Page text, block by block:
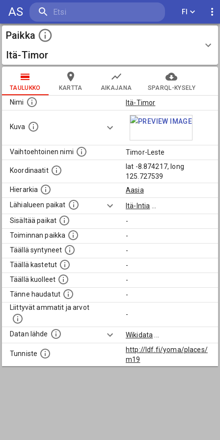
AS FI
Paikka
Itä-Timor
TAULUKKO KARTTA AIKAJANA SPARQL-KYSELY
Nimi Itä-Timor
Kuva
Vaihtoehtoinen nimi Timor-Leste
Koordinaatit
lat -8.874217, long
125.727539
Hierarkia
Aasia
Lähialueen paikat
Itä-Intia
Sisältää paikat
-
Toiminnan paikka
-
Täällä syntyneet
-
Täällä kastetut
-
Täällä kuolleet
-
Tänne haudatut
-
Liittyvät ammatit ja arvot
-
Datan lähde Wikidata
Tunniste
http://ldf.fi/yoma/places/
m19